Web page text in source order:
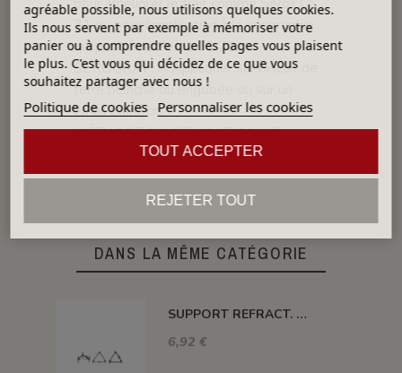
71 ou pour l’application à la sérigraphie
qui peut être Seroil CS 71 ou
SEROGRAF. A Appliquer sur biscuit de
terre blanche ou engobée ou sur un
émail blanc cru.
MÉTHODE D'APPLICATION: Pinceau,
Brosse, Aérographe, éponge
DANS LA MÊME CATÉGORIE
SUPPORT REFRACT. DOUBLE ROND Ø 100 MM 1260°C
6,92 €
agréable possible, nous utilisons quelques cookies.
Ils nous servent par exemple à mémoriser votre
panier ou à comprendre quelles pages vous plaisent
le plus. C'est vous qui décidez de ce que vous
souhaitez partager avec nous !
Politique de cookies Personnaliser les cookies
REJETER TOUT
TOUT ACCEPTER